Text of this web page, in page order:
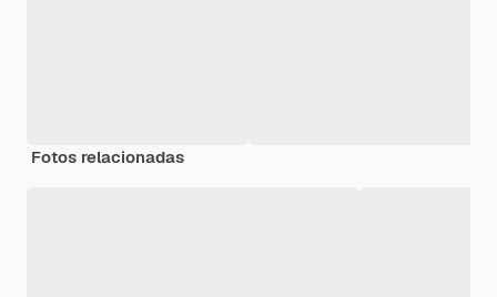
Fotos relacionadas